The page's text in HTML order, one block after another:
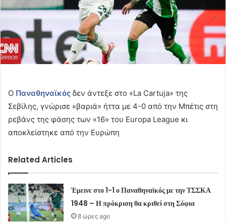
Ο Παναθηναϊκός δεν άντεξε στο «La Cartuja» της
Σεβίλης, γνώρισε «βαριά» ήττα με 4-0 από την Μπέτις στη
ρεβάνς της φάσης των «16» του Europa League κι
αποκλείστηκε από την Ευρώπη
Related Articles
Έμεινε στο 1-1 ο Παναθηναϊκός με την ΤΣΣΚΑ
1948 – Η πρόκριση θα κριθεί στη Σόφια
8 ώρες ago